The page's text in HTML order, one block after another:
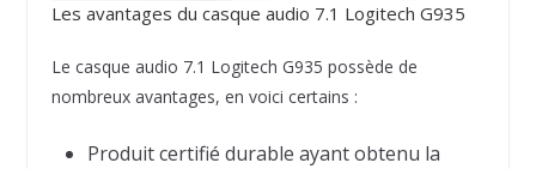
Les avantages du casque audio 7.1 Logitech G935
Le casque audio 7.1 Logitech G935 possède de
nombreux avantages, en voici certains :
Produit certifié durable ayant obtenu la